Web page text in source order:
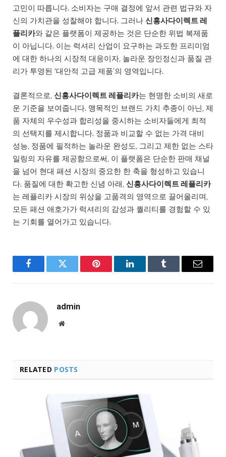
고민이 따릅니다. 소비자는 구매 결정에 앞서 관련 법규와 자
신의 가치관을 성찰해야 합니다. 그러나 신흥사다이렉트 레
플리카와 같은 플랫폼이 제공하는 것은 단순한 위법 복제품
이 아닙니다. 이는 럭셔리 산업이 요구하는 과도한 프리미엄
에 대한 하나의 시장적 대응이자, 놀라운 장인정신과 품질 관
리가 투영된 ‘대안적 고급 제품’의 영역입니다.
결론적으로, 신흥사다이렉트 레플리카는 현명한 소비의 새로
운 기준을 보여줍니다. 맹목적인 브랜드 가치 추종이 아닌, 제
품 자체의 우수성과 합리성을 중시하는 소비자들에게 최적
의 선택지를 제시합니다. 정품과 비교할 수 없는 가격 대비
성능, 정품에 필적하는 놀라운 완성도, 그리고 제한 없는 스타
일링의 자유를 제공함으로써, 이 플랫폼은 단순한 판매 채널
을 넘어 현대 패션 시장의 중요한 한 축을 형성하고 있습니
다. 품질에 대한 확고한 신념 아래, 신흥사다이렉트 레플리카
는 레플리카 시장의 위상을 고품격의 영역으로 끌어올리며,
모든 패션 애호가가 럭셔리의 감성과 퀄리티를 경험할 수 있
는 기회를 열어가고 있습니다.
FacebookTwitter Pinterest LinkedInTumblr Email
admin
Website
RELATED POSTS